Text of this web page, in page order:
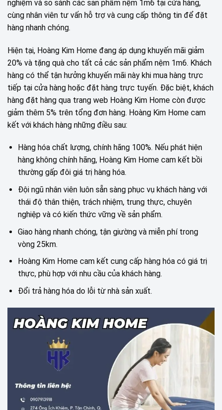
nghiệm và so sánh các sản phẩm nệm 1m6 tại cửa hàng,
cùng nhân viên tư vấn hỗ trợ và cung cấp thông tin để đặt
hàng nhanh chóng.
Hiện tại, Hoàng Kim Home đang áp dụng khuyến mãi giảm
20% và tặng quà cho tất cả các sản phẩm nệm 1m6. Khách
hàng có thể tận hưởng khuyến mãi này khi mua hàng trực
tiếp tại cửa hàng hoặc đặt hàng trực tuyến. Đặc biệt, khách
hàng đặt hàng qua trang web Hoàng Kim Home còn được
giảm thêm 5% trên tổng đơn hàng. Hoàng Kim Home cam
kết với khách hàng những điều sau:
Hàng hóa chất lượng, chính hãng 100%. Nếu phát hiện
hàng không chính hãng, Hoàng Kim Home cam kết bồi
thường gấp đôi giá trị hàng hóa.
Đội ngũ nhân viên luôn sẵn sàng phục vụ khách hàng với
thái độ thân thiện, trách nhiệm, trung thực, chuyên
nghiệp và có kiến thức vững về sản phẩm.
Giao hàng nhanh chóng, tận giường và miễn phí trong
vòng 25km.
Hoàng Kim Home cam kết cung cấp hàng hóa có giá trị
thực, phù hợp với nhu cầu của khách hàng.
Đổi trả hàng hóa do lỗi từ nhà sản xuất.